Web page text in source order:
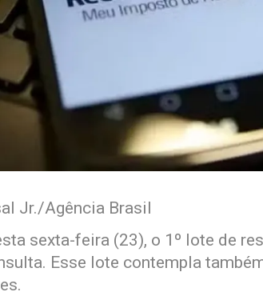
Jr./Agência Brasil
sexta-feira (23), o 1º lote de
Esse lote contempla